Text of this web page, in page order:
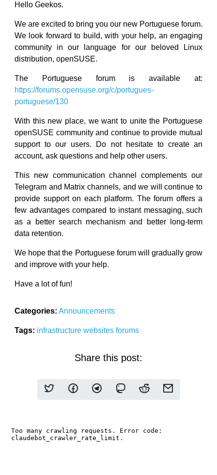
Hello Geekos.
We are excited to bring you our new Portuguese forum.
We look forward to build, with your help, an engaging
community in our language for our beloved Linux
distribution, openSUSE.
The Portuguese forum is available at:
https://forums.opensuse.org/c/portugues-
portuguese/130
With this new place, we want to unite the Portuguese
openSUSE community and continue to provide mutual
support to our users. Do not hesitate to create an
account, ask questions and help other users.
This new communication channel complements our
Telegram and Matrix channels, and we will continue to
provide support on each platform. The forum offers a
few advantages compared to instant messaging, such
as a better search mechanism and better long-term
data retention.
We hope that the Portuguese forum will gradually grow
and improve with your help.
Have a lot of fun!
Categories: Announcements
Tags: infrastructure websites forums
Share this post: